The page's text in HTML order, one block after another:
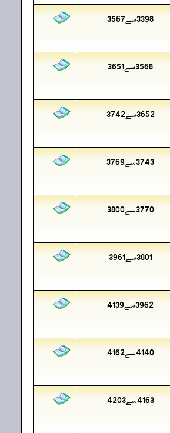
3398سے3567
3568سے3651
3652سے3742
3743سے3769
3770سے3800
3801سے3961
3962سے4139
4140سے4162
4163سے4203